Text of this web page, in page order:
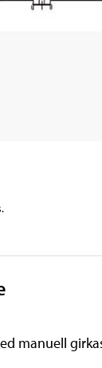
manuell